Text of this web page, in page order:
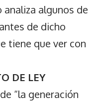
algunos de
de dicho
tiene que ver con
DE LEY
“la generación